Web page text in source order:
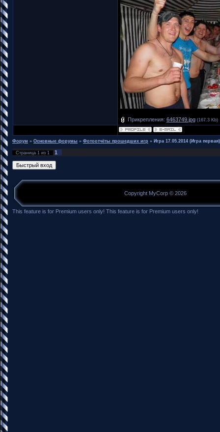
Прикрепления: 6463749.jpg (167.3 Kb)
Форум » Основные форумы » Фотоотчёты прошедших игр » Игра 17.05.2014 (Игра первая)
Страница 1 из 1 1
Copyright MyCorp © 2026
This feature is for Premium users only! This feature is for Premium users only!